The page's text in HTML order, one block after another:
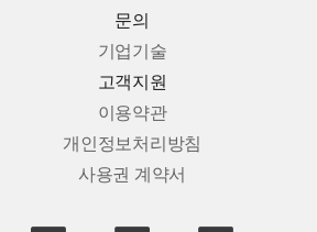
문의
기업기술
고객지원
이용약관
개인정보처리방침
사용권 계약서